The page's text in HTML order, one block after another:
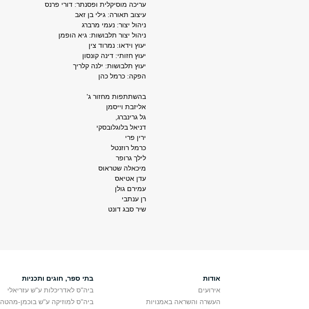
עריכה מוסיקלית ופסנתר: דורי פרנס
עיצוב תאורה: גילי בן זאב
ניהול יצור: נעמי מרברג
ניהול יצור תלבושות: גיא הופמן
יעוץ וידאו: נמרוד צין
יעוץ חזותי: דינה קונסון
יעוץ תלבושות: ילנה קלריך
הפקה: כרמל כהן
בהשתתפות מחזור ג'
אליזבת וייסמן
גל גרינברג,
דניאל בלוגלובסקי
ירין פרי
כרמל רוזנטל
לילך גרופר
מיכאלה שטראוס
עדן אטיאס
עמירם גולן
רן ענתבי
שיר סבג דונט
אודות
אירועים
העשרה והשראה באמנויות
בתי ספר, חוגים ותכניות
ביה"ס לאדריכלות ע"ש עזריאלי
ביה"ס למוזיקה ע"ש בוכמן-מהטה